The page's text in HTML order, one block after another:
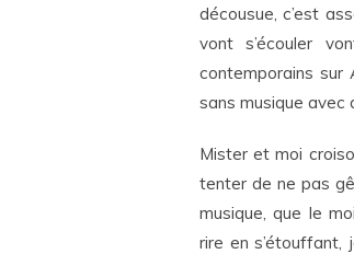
décousue, c’est
vont s’écouler
contemporains
sans musique avec
Mister et moi
tenter de ne pas
musique, que le
rire en s’étouffant,